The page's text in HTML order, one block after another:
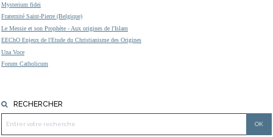
Mysterium fidei
Fraternité Saint-Pierre (Belgique)
Le Messie et son Prophète - Aux origines de l'Islam
EEChO Enjeux de l'Etude du Christianisme des Origines
Una Voce
Forum Catholicum
RECHERCHER